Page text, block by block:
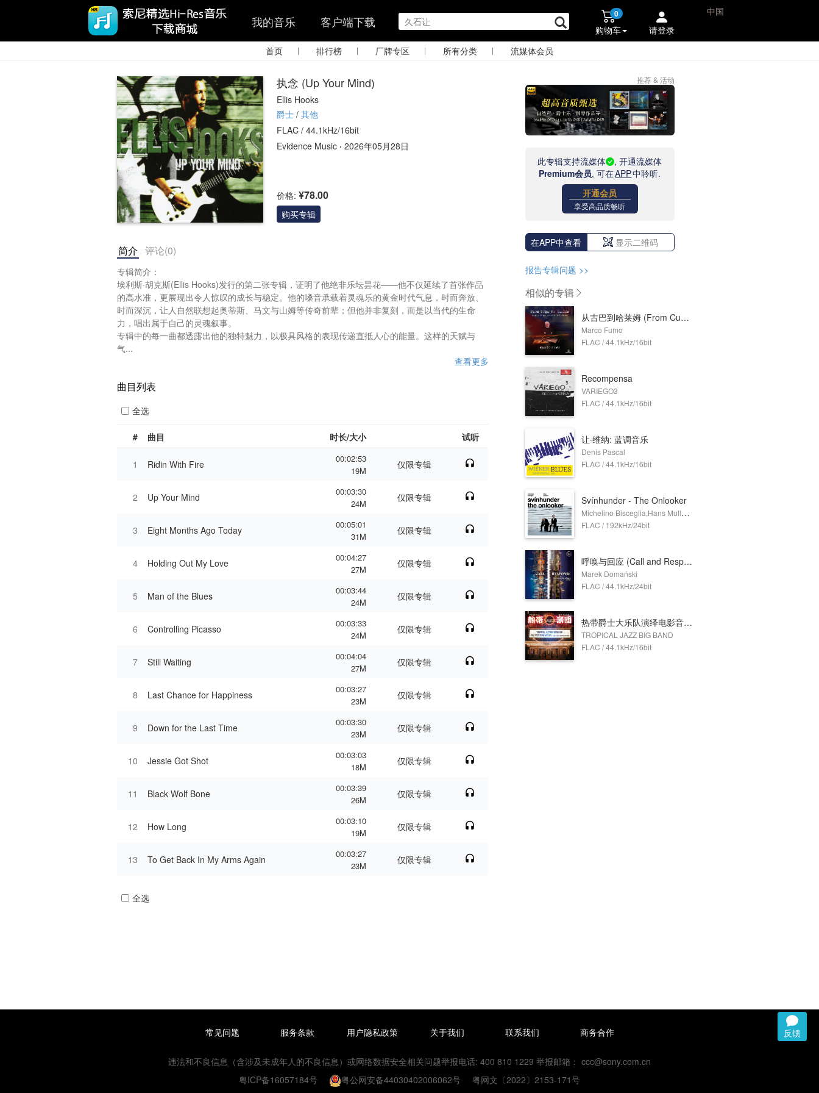
反馈
我的音乐 客户端下载 0
购物车 请登录
中国
首页 | 排行榜 | 厂牌专区 | 所有分类 | 流媒体会员
执念 (Up Your Mind)
Ellis Hooks
爵士 / 其他
FLAC / 44.1kHz/16bit
Evidence Music · 2026年05月28日
价格: ¥78.00
购买专辑
简介 评论(0)
专辑简介：
埃利斯·胡克斯(Ellis Hooks)发行的第二张专辑，证明了他绝非乐坛昙花——他不仅延续了首张作品
的高水准，更展现出令人惊叹的成长与稳定。他的嗓音承载着灵魂乐的黄金时代气息，时而奔放、
时而深沉，让人自然联想起奥蒂斯、马文与山姆等传奇前辈；但他并非复刻，而是以当代的生命
力，唱出属于自己的灵魂叙事。
专辑中的每一曲都透露出他的独特魅力，以极具风格的表现传递直抵人心的能量。这样的天赋与
气...
查看更多
曲目列表
全选
# 曲目 时长/大小 试听
1 Ridin With Fire
00:02:53
19M
仅限专辑
2 Up Your Mind
00:03:30
24M
仅限专辑
3 Eight Months Ago Today
00:05:01
31M
仅限专辑
4 Holding Out My Love
00:04:27
27M
仅限专辑
5 Man of the Blues
00:03:44
24M
仅限专辑
6 Controlling Picasso
00:03:33
24M
仅限专辑
7 Still Waiting
00:04:04
27M
仅限专辑
8 Last Chance for Happiness
00:03:27
23M
仅限专辑
9 Down for the Last Time
00:03:30
23M
仅限专辑
10 Jessie Got Shot
00:03:03
18M
仅限专辑
11 Black Wolf Bone
00:03:39
26M
仅限专辑
12 How Long
00:03:10
19M
仅限专辑
13 To Get Back In My Arms Again
00:03:27
23M
仅限专辑
全选
推荐 & 活动
此专辑支持流媒体
, 开通流媒体
Premium会员, 可在APP中聆听.
开通会员
享受高品质畅听
在APP中查看 显示二维码
报告专辑问题 >>
相似的专辑
从古巴到哈莱姆 (From Cuba to Harlem)
Marco Fumo
FLAC / 44.1kHz/16bit
Recompensa
VARIEGO3
FLAC / 44.1kHz/16bit
让·维纳: 蓝调音乐
Denis Pascal
FLAC / 44.1kHz/16bit
Svínhunder - The Onlooker
Michelino Bisceglia,Hans Mullens
FLAC / 192kHz/24bit
呼唤与回应 (Call and Response)
Marek Domański
FLAC / 44.1kHz/24bit
热带爵士大乐队演绎电影音乐 (TROPICAL JAZZ BIG BAND XVII -The Best from Movies-)
TROPICAL JAZZ BIG BAND
FLAC / 44.1kHz/16bit
常见问题 服务条款 用户隐私政策 关于我们 联系我们 商务合作
违法和不良信息（含涉及未成年人的不良信息）或网络数据安全相关问题举报电话: 400 810 1229 举报邮箱： ccc@sony.com.cn
粤ICP备16057184号
粤公网安备44030402006062号 粤网文〔2022〕2153-171号